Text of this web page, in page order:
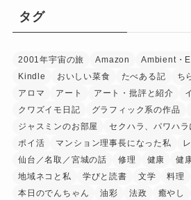
タグ
2001年宇宙の旅 Amazon Ambient・
Kindle
おいしい菜食 たべある記 ち
アロマ
アート アート・批評と紹介
クワズイモ日記
グラフィック系の作品
ジャスミンのお部屋
セクハラ、パワハ
ポイ活
マンション理事長になった私
仙台／名取／宮城の話
修理 健康 健
地域ネコと私
学びと読書 文学 料理
本日のでんちゃん
油彩 法政 癒やし